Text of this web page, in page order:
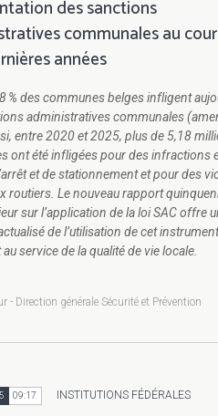
des sanctions
communales au
années
% des communes belges infligent
administratives communales
entre 2020 et 2025, plus de 5,18
ont été infligées pour des infractions
et de stationnement et pour des
routiers. Le nouveau rapport
sur l’application de la loi SAC offre
de l’utilisation de cet instrument
service de la qualité de vie locale.
- Direction générale Sécurité et Prévention
09:17 INSTITUTIONS FÉDÉRALES